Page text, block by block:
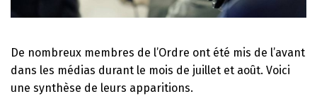
De nombreux membres de l’Ordre ont été mis de l’avant
dans les médias durant le mois de juillet et août. Voici
une synthèse de leurs apparitions.